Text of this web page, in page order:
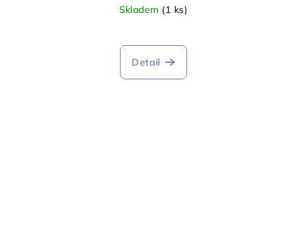
Skladem (1 ks)
Detail